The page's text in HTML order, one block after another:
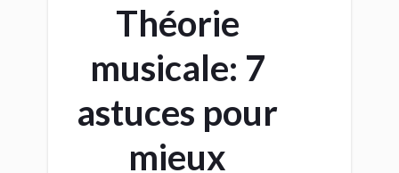
Théorie
musicale: 7
astuces pour
mieux